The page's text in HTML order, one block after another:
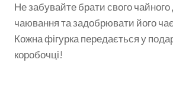
Не забувайте брати свого чайного
чаювання та задобрювати його
Кожна фігурка передається у
коробочці!